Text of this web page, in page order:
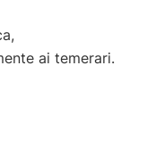
ai temerari.